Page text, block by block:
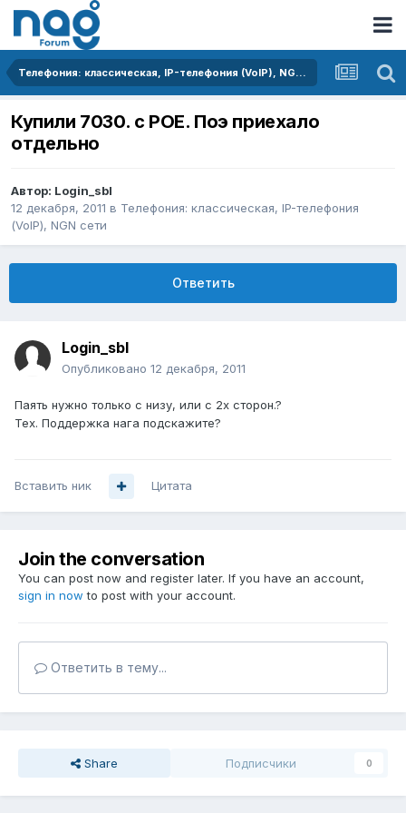
Телефония: классическая, IP-телефония (VoIP), NGN сети
Купили 7030. с POE. Поэ приехало
отдельно
Автор: Login_sbl
12 декабря, 2011 в Телефония: классическая, IP-телефония
(VoIP), NGN сети
Ответить
Login_sbl
Опубликовано 12 декабря, 2011
Паять нужно только с низу, или с 2х сторон.?
Тех. Поддержка нага подскажите?
Вставить ник Цитата
Join the conversation
You can post now and register later. If you have an account,
sign in now to post with your account.
Ответить в тему...
Share Подписчики 0